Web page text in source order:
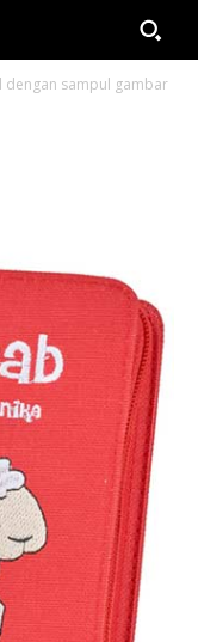
dengan sampul gambar